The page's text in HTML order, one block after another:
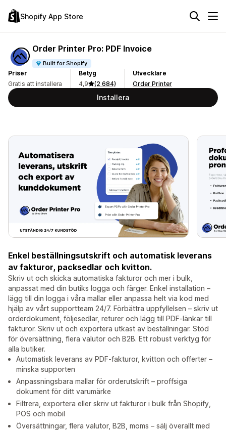
Shopify App Store
Order Printer Pro: PDF Invoice
Built for Shopify
Priser
Gratis att installera
Betyg
4,9
(2 684)
Utvecklare
Order Printer
Installera
Enkel beställningsutskrift och automatisk leverans
av fakturor, packsedlar och kvitton.
Skriv ut och skicka automatiska fakturor och mer i bulk,
anpassat med din butiks logga och färger. Enkel installation –
lägg till din logga i våra mallar eller anpassa helt via kod med
hjälp av vårt supportteam 24/7. Förbättra uppfyllelsen – skriv ut
orderdokument, följesedlar, returer och lägg till PDF-länkar till
fakturor. Skriv ut och exportera utkast av beställningar. Stöd
för översättning, flera valutor och B2B. Ett robust verktyg för
alla butiker.
Automatisk leverans av PDF-fakturor, kvitton och offerter –
minska supporten
Anpassningsbara mallar för orderutskrift – proffsiga
dokument för ditt varumärke
Filtrera, exportera eller skriv ut fakturor i bulk från Shopify,
POS och mobil
Översättningar, flera valutor, B2B, moms – sälj överallt med